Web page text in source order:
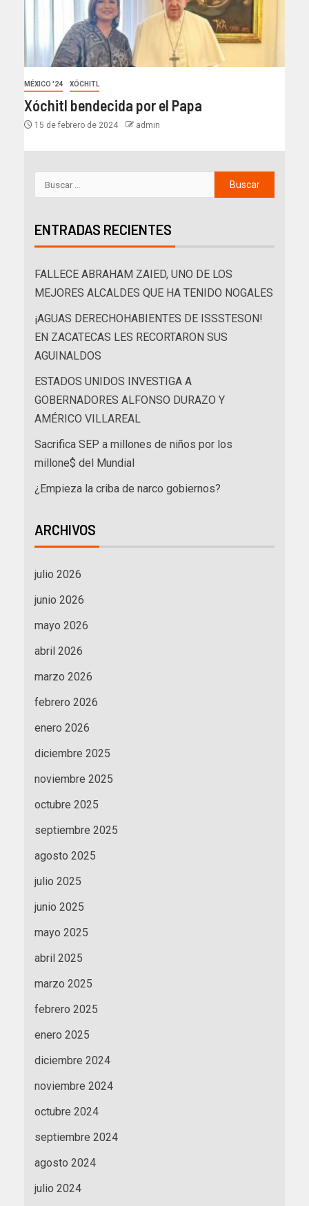
MÉXICO '24 XÓCHITL
Xóchitl bendecida por el Papa
15 de febrero de 2024 admin
ENTRADAS RECIENTES
FALLECE ABRAHAM ZAIED, UNO DE LOS
MEJORES ALCALDES QUE HA TENIDO NOGALES
¡AGUAS DERECHOHABIENTES DE ISSSTESON!
EN ZACATECAS LES RECORTARON SUS
AGUINALDOS
ESTADOS UNIDOS INVESTIGA A
GOBERNADORES ALFONSO DURAZO Y
AMÉRICO VILLAREAL
Sacrifica SEP a millones de niños por los
millone$ del Mundial
¿Empieza la criba de narco gobiernos?
ARCHIVOS
julio 2026
junio 2026
mayo 2026
abril 2026
marzo 2026
febrero 2026
enero 2026
diciembre 2025
noviembre 2025
octubre 2025
septiembre 2025
agosto 2025
julio 2025
junio 2025
mayo 2025
abril 2025
marzo 2025
febrero 2025
enero 2025
diciembre 2024
noviembre 2024
octubre 2024
septiembre 2024
agosto 2024
julio 2024